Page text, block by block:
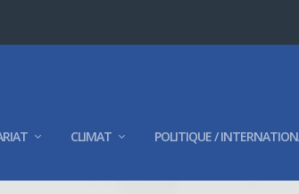
CLIMAT POLITIQUE /